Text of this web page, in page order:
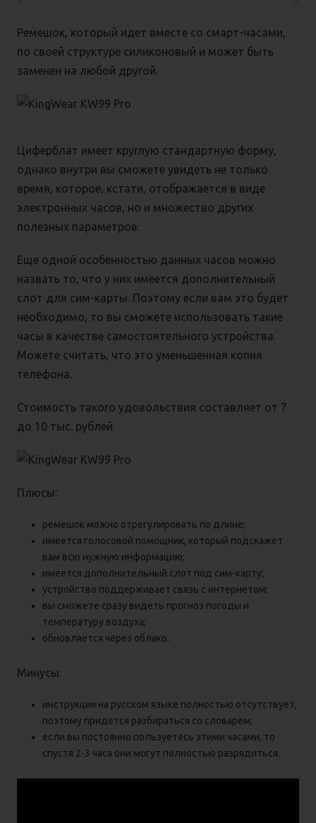
Ремешок, который идет вместе со смарт-часами,
по своей структуре силиконовый и может быть
заменен на любой другой.
Циферблат имеет круглую стандартную форму,
однако внутри вы сможете увидеть не только
время, которое, кстати, отображается в виде
электронных часов, но и множество других
полезных параметров.
Еще одной особенностью данных часов можно
назвать то, что у них имеется дополнительный
слот для сим-карты. Поэтому если вам это будет
необходимо, то вы сможете использовать такие
часы в качестве самостоятельного устройства.
Можете считать, что это уменьшенная копия
телефона.
Стоимость такого удовольствия составляет от 7
до 10 тыс. рублей.
Плюсы:
ремешок можно отрегулировать по длине;
имеется голосовой помощник, который подскажет
вам всю нужную информацию;
имеется дополнительный слот под сим-карту;
устройство поддерживает связь с интернетом;
вы сможете сразу видеть прогноз погоды и
температуру воздуха;
обновляется через облако.
Минусы:
инструкция на русском языке полностью отсутствует,
поэтому придется разбираться со словарем;
если вы постоянно пользуетесь этими часами, то
спустя 2-3 часа они могут полностью разрядиться.